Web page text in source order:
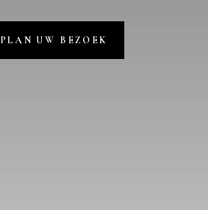
PLAN UW BEZOEK